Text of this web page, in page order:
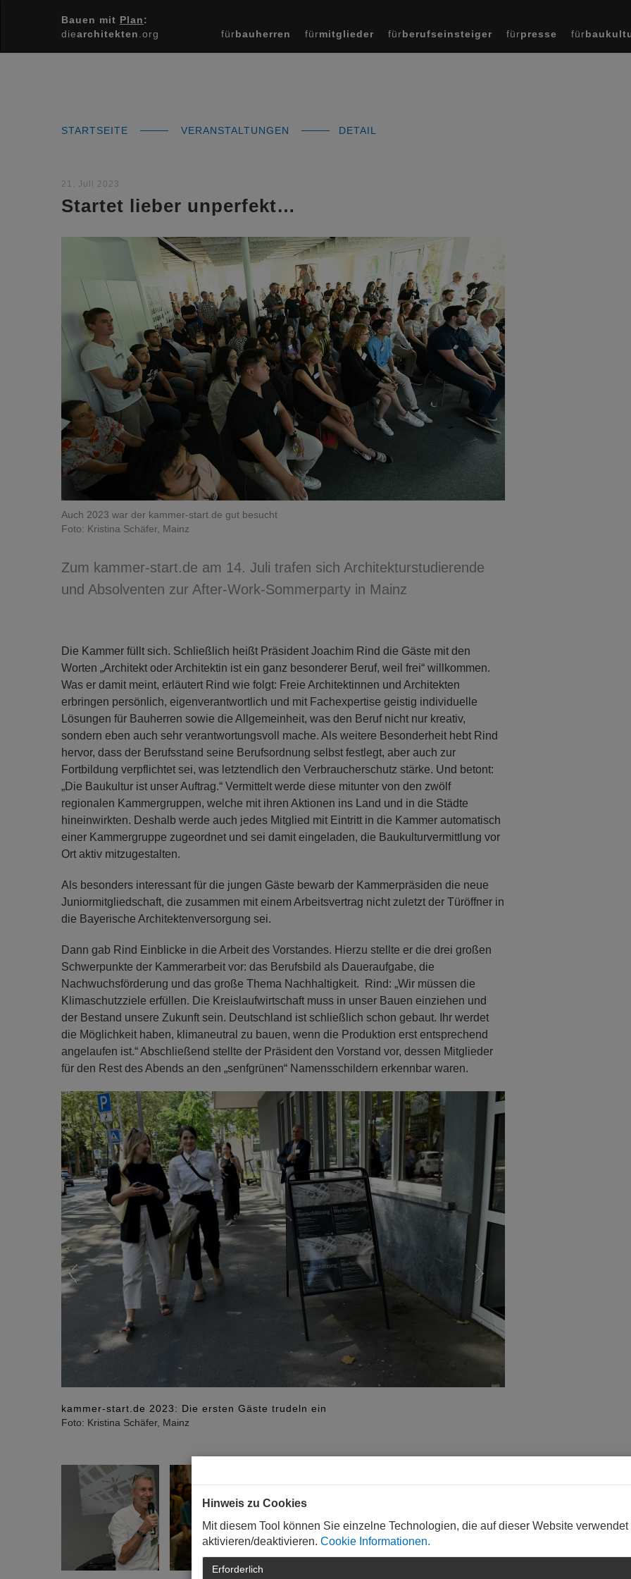
Bauen mit Plan:
diearchitekten .org fürbauherren fürmitglieder fürberufseinsteiger fürpresse für
STARTSEITE VERANSTALTUNGEN DETAIL
21. Juli 2023
Startet lieber unperfekt…
Auch 2023 war der kammer-start.de gut besucht
Foto: Kristina Schäfer, Mainz
Zum kammer-start.de am 14. Juli trafen sich Architekturstudierende
und Absolventen zur After-Work-Sommerparty in Mainz
Die Kammer füllt sich. Schließlich heißt Präsident Joachim Rind die Gäste mit den
Worten „Architekt oder Architektin ist ein ganz besonderer Beruf, weil frei“ willkommen.
Was er damit meint, erläutert Rind wie folgt: Freie Architektinnen und Architekten
erbringen persönlich, eigenverantwortlich und mit Fachexpertise geistig individuelle
Lösungen für Bauherren sowie die Allgemeinheit, was den Beruf nicht nur kreativ,
sondern eben auch sehr verantwortungsvoll mache. Als weitere Besonderheit hebt Rind
hervor, dass der Berufsstand seine Berufsordnung selbst festlegt, aber auch zur
Fortbildung verpflichtet sei, was letztendlich den Verbraucherschutz stärke. Und betont:
„Die Baukultur ist unser Auftrag.“ Vermittelt werde diese mitunter von den zwölf
regionalen Kammergruppen, welche mit ihren Aktionen ins Land und in die Städte
hineinwirkten. Deshalb werde auch jedes Mitglied mit Eintritt in die Kammer automatisch
einer Kammergruppe zugeordnet und sei damit eingeladen, die Baukulturvermittlung vor
Ort aktiv mitzugestalten.
Als besonders interessant für die jungen Gäste bewarb der Kammerpräsiden die neue
Juniormitgliedschaft, die zusammen mit einem Arbeitsvertrag nicht zuletzt der Türöffner in
die Bayerische Architektenversorgung sei.
Dann gab Rind Einblicke in die Arbeit des Vorstandes. Hierzu stellte er die drei großen
Schwerpunkte der Kammerarbeit vor: das Berufsbild als Daueraufgabe, die
Nachwuchsförderung und das große Thema Nachhaltigkeit. Rind: „Wir müssen die
Klimaschutzziele erfüllen. Die Kreislaufwirtschaft muss in unser Bauen einziehen und
der Bestand unsere Zukunft sein. Deutschland ist schließlich schon gebaut. Ihr werdet
die Möglichkeit haben, klimaneutral zu bauen, wenn die Produktion erst entsprechend
angelaufen ist.“ Abschließend stellte der Präsident den Vorstand vor, dessen Mitglieder
für den Rest des Abends an den „senfgrünen“ Namensschildern erkennbar waren.
kammer-start.de 2023: Die ersten Gäste trudeln ein
Foto: Kristina Schäfer, Mainz
Previous Next
+ 3
Hinweis zu Cookies
Mit diesem Tool können Sie einzelne Technologien, die auf dieser Website verwendet
aktivieren/deaktivieren. Cookie Informationen.
Erforderlich